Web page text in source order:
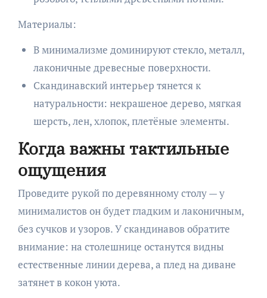
Материалы:
В минимализме доминируют стекло, металл,
лаконичные древесные поверхности.
Скандинавский интерьер тянется к
натуральности: некрашеное дерево, мягкая
шерсть, лен, хлопок, плетёные элементы.
Когда важны тактильные
ощущения
Проведите рукой по деревянному столу — у
минималистов он будет гладким и лаконичным,
без сучков и узоров. У скандинавов обратите
внимание: на столешнице останутся видны
естественные линии дерева, а плед на диване
затянет в кокон уюта.